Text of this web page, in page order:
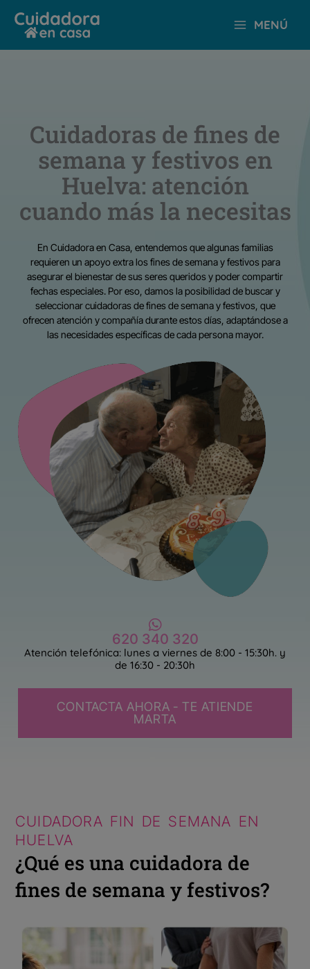
MENÚ
Cuidadoras de fines de
semana y festivos en
Huelva: atención
cuando más la necesitas
En Cuidadora en Casa, entendemos que algunas familias
requieren un apoyo extra los fines de semana y festivos para
asegurar el bienestar de sus seres queridos y poder compartir
fechas especiales. Por eso, damos la posibilidad de buscar y
seleccionar cuidadoras de fines de semana y festivos, que
ofrecen atención y compañía durante estos días, adaptándose a
las necesidades específicas de cada persona mayor.
620 340 320
Atención telefónica: lunes a viernes de 8:00 - 15:30h. y
de 16:30 - 20:30h
CONTACTA AHORA - TE ATIENDE
MARTA
CUIDADORA FIN DE SEMANA EN
HUELVA
¿Qué es una cuidadora de
fines de semana y festivos?